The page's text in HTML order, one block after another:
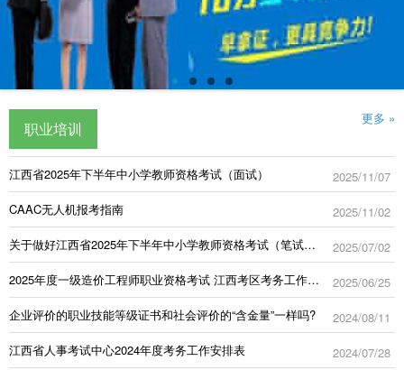
职业培训
更多 »
江西省2025年下半年中小学教师资格考试（面试）
2025/11/07
CAAC无人机报考指南
2025/11/02
关于做好江西省2025年下半年中小学教师资格考试（笔试）报名工作的通知
2025/07/02
2025年度一级造价工程师职业资格考试 江西考区考务工作计划
2025/06/25
企业评价的职业技能等级证书和社会评价的“含金量”一样吗?
2024/08/11
江西省人事考试中心2024年度考务工作安排表
2024/07/28